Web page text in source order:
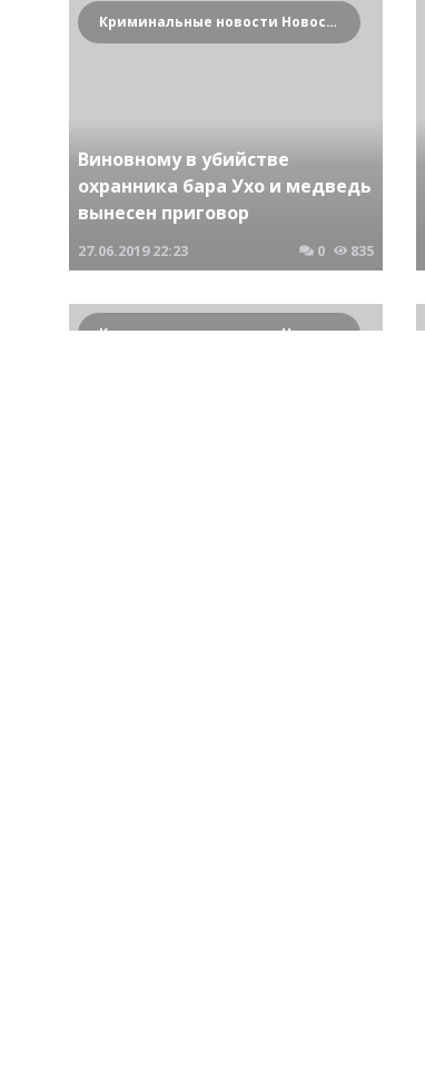
Криминальные новости Новосибирска и Сибирского региона
Виновному в убийстве
охранника бара Ухо и медведь
вынесен приговор
27.06.2019 22:23 0 835
Криминальные новости Новосибирска и Сибирского региона